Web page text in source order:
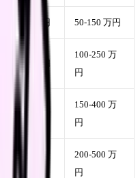
120-250 万円 50-150 万円
250-450 万円
100-250 万
円
150-400 万
円
600-1,000 万
200-500 万
円